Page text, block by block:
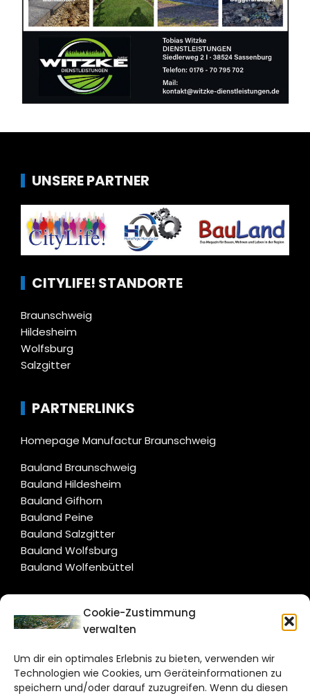
Cookie-Zustimmung
verwalten
Um dir ein optimales Erlebnis zu bieten, verwenden wir
Technologien wie Cookies, um Geräteinformationen zu
speichern und/oder darauf zuzugreifen. Wenn du diesen
UNSERE PARTNER
CITYLIFE! STANDORTE
Braunschweig
Hildesheim
Wolfsburg
Salzgitter
PARTNERLINKS
Homepage Manufactur Braunschweig
Bauland Braunschweig
Bauland Hildesheim
Bauland Gifhorn
Bauland Peine
Bauland Salzgitter
Bauland Wolfsburg
Bauland Wolfenbüttel
CITYLIFE!
Bruchtorwall 12
38100 Braunschweig